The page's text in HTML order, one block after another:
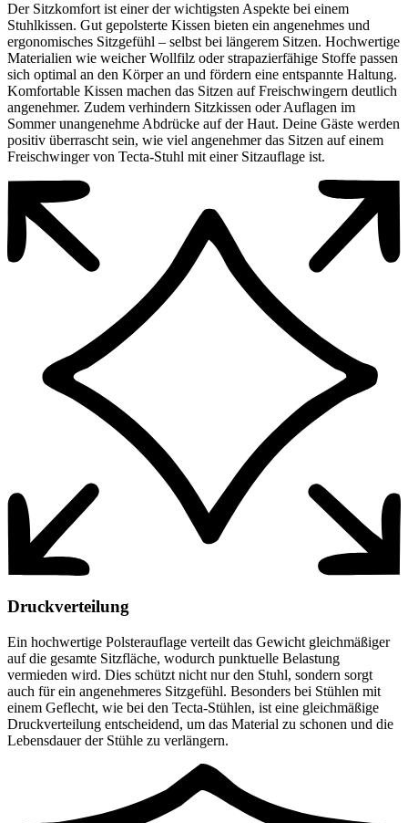
Der Sitzkomfort ist einer der wichtigsten Aspekte bei einem
Stuhlkissen. Gut gepolsterte Kissen bieten ein angenehmes und
ergonomisches Sitzgefühl – selbst bei längerem Sitzen. Hochwertige
Materialien wie weicher Wollfilz oder strapazierfähige Stoffe passen
sich optimal an den Körper an und fördern eine entspannte Haltung.
Komfortable Kissen machen das Sitzen auf Freischwingern deutlich
angenehmer. Zudem verhindern Sitzkissen oder Auflagen im
Sommer unangenehme Abdrücke auf der Haut. Deine Gäste werden
positiv überrascht sein, wie viel angenehmer das Sitzen auf einem
Freischwinger von Tecta-Stuhl mit einer Sitzauflage ist.
Druckverteilung
Ein hochwertige Polsterauflage verteilt das Gewicht gleichmäßiger
auf die gesamte Sitzfläche, wodurch punktuelle Belastung
vermieden wird. Dies schützt nicht nur den Stuhl, sondern sorgt
auch für ein angenehmeres Sitzgefühl. Besonders bei Stühlen mit
einem Geflecht, wie bei den Tecta-Stühlen, ist eine gleichmäßige
Druckverteilung entscheidend, um das Material zu schonen und die
Lebensdauer der Stühle zu verlängern.